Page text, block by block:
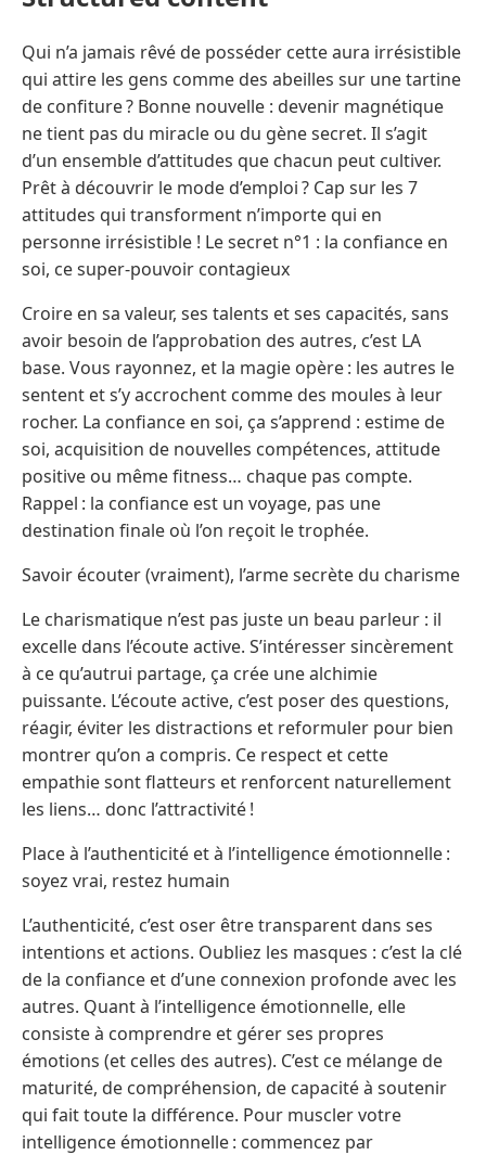
Qui n’a jamais rêvé de posséder cette aura irrésistible
qui attire les gens comme des abeilles sur une tartine
de confiture ? Bonne nouvelle : devenir magnétique
ne tient pas du miracle ou du gène secret. Il s’agit
d’un ensemble d’attitudes que chacun peut cultiver.
Prêt à découvrir le mode d’emploi ? Cap sur les 7
attitudes qui transforment n’importe qui en
personne irrésistible ! Le secret n°1 : la confiance en
soi, ce super-pouvoir contagieux
Croire en sa valeur, ses talents et ses capacités, sans
avoir besoin de l’approbation des autres, c’est LA
base. Vous rayonnez, et la magie opère : les autres le
sentent et s’y accrochent comme des moules à leur
rocher. La confiance en soi, ça s’apprend : estime de
soi, acquisition de nouvelles compétences, attitude
positive ou même fitness… chaque pas compte.
Rappel : la confiance est un voyage, pas une
destination finale où l’on reçoit le trophée.
Savoir écouter (vraiment), l’arme secrète du charisme
Le charismatique n’est pas juste un beau parleur : il
excelle dans l’écoute active. S’intéresser sincèrement
à ce qu’autrui partage, ça crée une alchimie
puissante. L’écoute active, c’est poser des questions,
réagir, éviter les distractions et reformuler pour bien
montrer qu’on a compris. Ce respect et cette
empathie sont flatteurs et renforcent naturellement
les liens… donc l’attractivité !
Place à l’authenticité et à l’intelligence émotionnelle :
soyez vrai, restez humain
L’authenticité, c’est oser être transparent dans ses
intentions et actions. Oubliez les masques : c’est la clé
de la confiance et d’une connexion profonde avec les
autres. Quant à l’intelligence émotionnelle, elle
consiste à comprendre et gérer ses propres
émotions (et celles des autres). C’est ce mélange de
maturité, de compréhension, de capacité à soutenir
qui fait toute la différence. Pour muscler votre
intelligence émotionnelle : commencez par